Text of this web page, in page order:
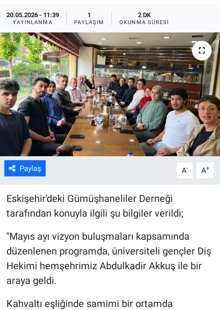
20.05.2026 - 11:39
YAYINLANMA
1
PAYLAŞIM
2 DK
OKUNMA SÜRESI
Paylaş A- A+
Eskişehir'deki Gümüşhaneliler Derneği
tarafından konuyla ilgili şu bilgiler verildi;
"Mayıs ayı vizyon buluşmaları kapsamında
düzenlenen programda, üniversiteli gençler Diş
Hekimi hemşehrimiz Abdulkadir Akkuş ile bir
araya geldi.
Kahvaltı eşliğinde samimi bir ortamda
SPOR
ASAYİŞ